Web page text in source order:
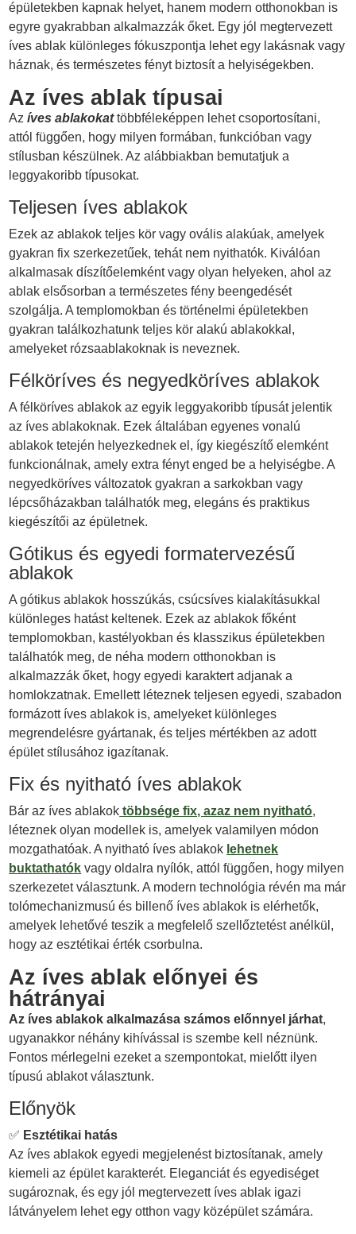
épületekben kapnak helyet, hanem modern otthonokban is
egyre gyakrabban alkalmazzák őket. Egy jól megtervezett
íves ablak különleges fókuszpontja lehet egy lakásnak vagy
háznak, és természetes fényt biztosít a helyiségekben.
Az íves ablak típusai
Azíves ablakokattöbbféleképpen lehet csoportosítani,
attól függően, hogy milyen formában, funkcióban vagy
stílusban készülnek. Az alábbiakban bemutatjuk a
leggyakoribb típusokat.
Teljesen íves ablakok
Ezek az ablakok teljes kör vagy ovális alakúak, amelyek
gyakran fix szerkezetűek, tehát nem nyithatók. Kiválóan
alkalmasak díszítőelemként vagy olyan helyeken, ahol az
ablak elsősorban a természetes fény beengedését
szolgálja. A templomokban és történelmi épületekben
gyakran találkozhatunk teljes kör alakú ablakokkal,
amelyeket rózsaablakoknak is neveznek.
Félköríves és negyedköríves ablakok
A félköríves ablakok az egyik leggyakoribb típusát jelentik
az íves ablakoknak. Ezek általában egyenes vonalú
ablakok tetején helyezkednek el, így kiegészítő elemként
funkcionálnak, amely extra fényt enged be a helyiségbe. A
negyedköríves változatok gyakran a sarkokban vagy
lépcsőházakban találhatók meg, elegáns és praktikus
kiegészítői az épületnek.
Gótikus és egyedi formatervezésű
ablakok
A gótikus ablakok hosszúkás, csúcsíves kialakításukkal
különleges hatást keltenek. Ezek az ablakok főként
templomokban, kastélyokban és klasszikus épületekben
találhatók meg, de néha modern otthonokban is
alkalmazzák őket, hogy egyedi karaktert adjanak a
homlokzatnak. Emellett léteznek teljesen egyedi, szabadon
formázott íves ablakok is, amelyeket különleges
megrendelésre gyártanak, és teljes mértékben az adott
épület stílusához igazítanak.
Fix és nyitható íves ablakok
Bár az íves ablakok többsége fix, azaz nem nyitható,
léteznek olyan modellek is, amelyek valamilyen módon
mozgathatóak. A nyitható íves ablakok lehetnek
buktathatók vagy oldalra nyílók, attól függően, hogy milyen
szerkezetet választunk. A modern technológia révén ma már
tolómechanizmusú és billenő íves ablakok is elérhetők,
amelyek lehetővé teszik a megfelelő szellőztetést anélkül,
hogy az esztétikai érték csorbulna.
Az íves ablak előnyei és
hátrányai
Az íves ablakok alkalmazása számos előnnyel járhat,
ugyanakkor néhány kihívással is szembe kell néznünk.
Fontos mérlegelni ezeket a szempontokat, mielőtt ilyen
típusú ablakot választunk.
Előnyök
✅ Esztétikai hatás
Az íves ablakok egyedi megjelenést biztosítanak, amely
kiemeli az épület karakterét. Eleganciát és egyediséget
sugároznak, és egy jól megtervezett íves ablak igazi
látványelem lehet egy otthon vagy középület számára.